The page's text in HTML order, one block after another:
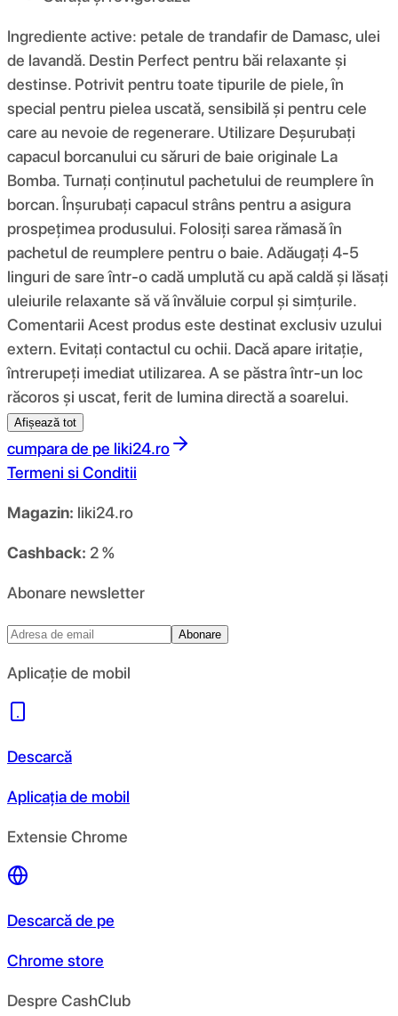
Ingrediente active: petale de trandafir de Damasc, ulei
de lavandă. Destin Perfect pentru băi relaxante și
destinse. Potrivit pentru toate tipurile de piele, în
special pentru pielea uscată, sensibilă și pentru cele
care au nevoie de regenerare. Utilizare Deșurubați
capacul borcanului cu săruri de baie originale La
Bomba. Turnați conținutul pachetului de reumplere în
borcan. Înșurubați capacul strâns pentru a asigura
prospețimea produsului. Folosiți sarea rămasă în
pachetul de reumplere pentru o baie. Adăugați 4-5
linguri de sare într-o cadă umplută cu apă caldă și lăsați
uleiurile relaxante să vă învăluie corpul și simțurile.
Comentarii Acest produs este destinat exclusiv uzului
extern. Evitați contactul cu ochii. Dacă apare iritație,
întrerupeți imediat utilizarea. A se păstra într-un loc
răcoros și uscat, ferit de lumina directă a soarelui.
Afișează tot
cumpara de pe liki24.ro
Termeni si Conditii
Magazin: liki24.ro
Cashback: 2 %
Abonare newsletter
Abonare
Aplicație de mobil
Descarcă
Aplicația de mobil
Extensie Chrome
Descarcă de pe
Chrome store
Despre CashClub